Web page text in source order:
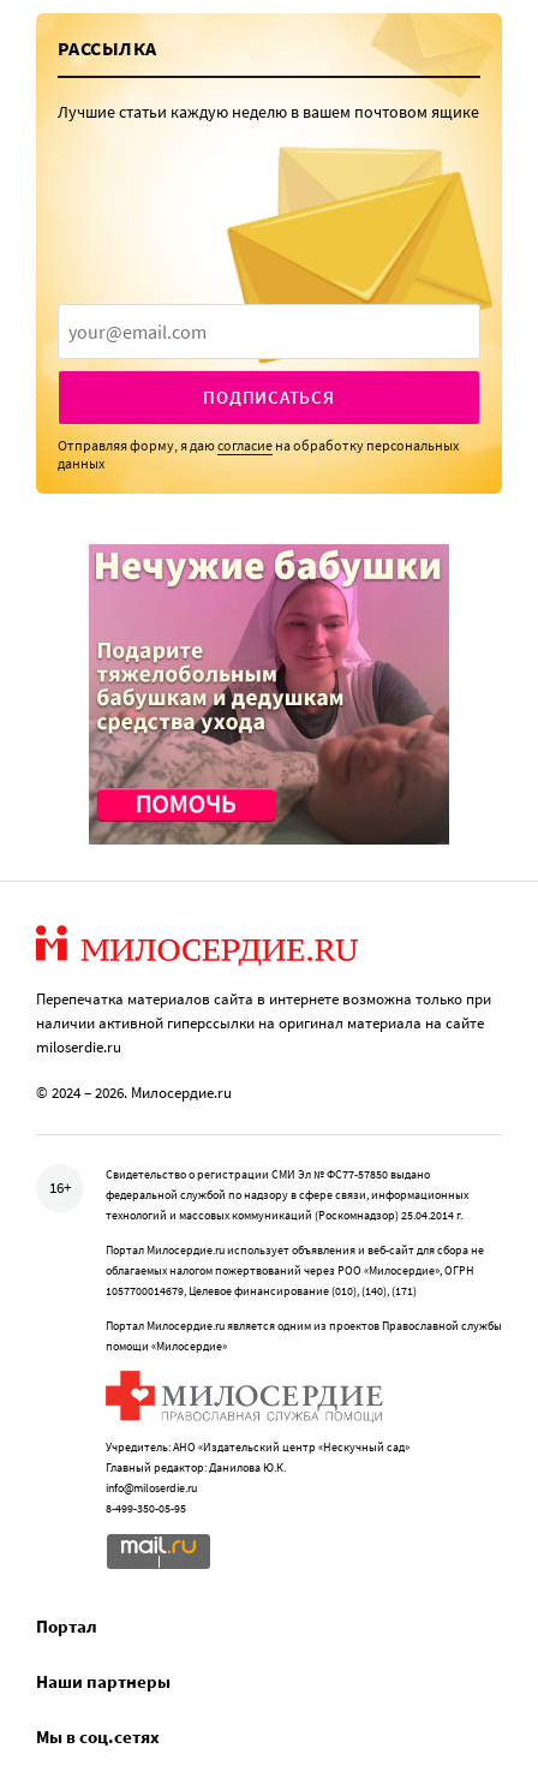
РАССЫЛКА
Лучшие статьи каждую неделю в вашем почтовом ящике
ПОДПИСАТЬСЯ
Отправляя форму, я даюсогласие на обработку персональных
данных
Перепечатка материалов сайта в интернете возможна только при
наличии активной гиперссылки на оригинал материала на сайте
miloserdie.ru
© 2024 – 2026. Милосердие.ru
16+
Свидетельство о регистрации СМИ Эл № ФС77-57850 выдано
федеральной службой по надзору в сфере связи, информационных
технологий и массовых коммуникаций (Роскомнадзор) 25.04.2014 г.
Портал Милосердие.ru использует объявления и веб-сайт для сбора не
облагаемых налогом пожертвований через РОО «Милосердие», ОГРН
1057700014679, Целевое финансирование (010), (140), (171)
Портал Милосердие.ru является одним из проектов Православной службы
помощи «Милосердие»
Учредитель: АНО «Издательский центр «Нескучный сад»
Главный редактор: Данилова Ю.К.
info@miloserdie.ru
8-499-350-05-95
Портал
Наши партнеры
Мы в соц.сетях